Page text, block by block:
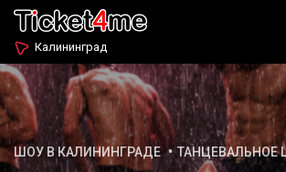
Калининград
ШОУ В КАЛИНИНГРАДЕ ТАНЦЕВАЛЬНОЕ